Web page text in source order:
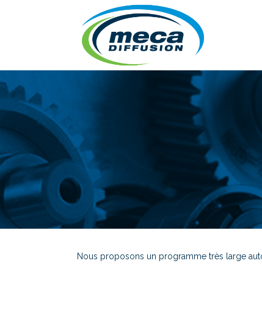
Nous proposons un programme très large